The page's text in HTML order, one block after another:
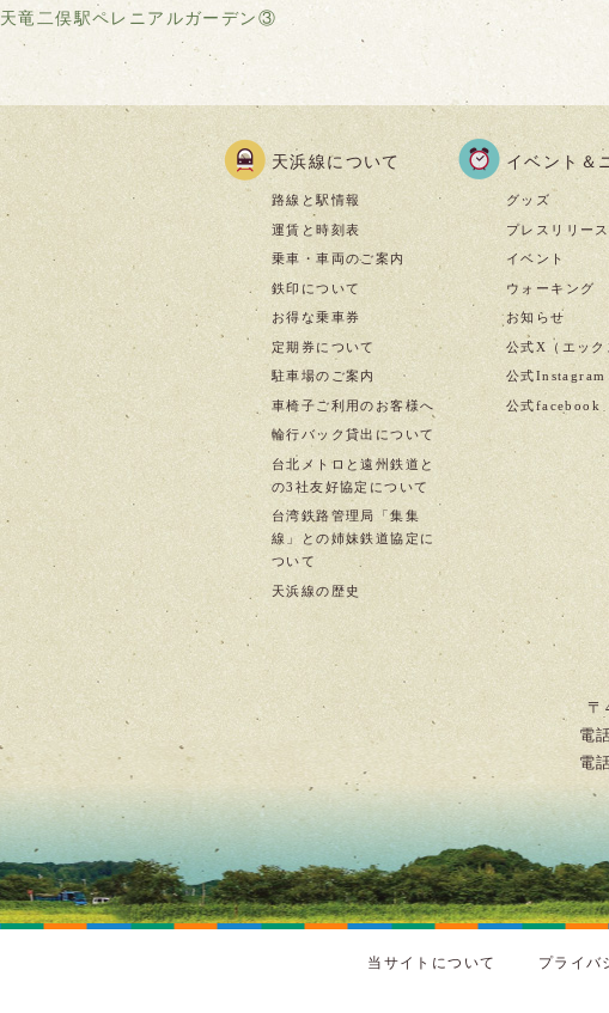
天竜二俣駅ペレニアルガーデン③
天浜線について
路線と駅情報
運賃と時刻表
乗車・車両のご案内
鉄印について
お得な乗車券
定期券について
駐車場のご案内
車椅子ご利用のお客様へ
輪行バック貸出について
台北メトロと遠州鉄道と
の3社友好協定について
台湾鉄路管理局「集集
線」との姉妹鉄道協定に
ついて
天浜線の歴史
イベント＆
グッズ
プレスリリース
イベント
ウォーキング
お知らせ
公式X（エック
公式Instagram
公式facebook
〒
電
電
当サイトについて プライバ